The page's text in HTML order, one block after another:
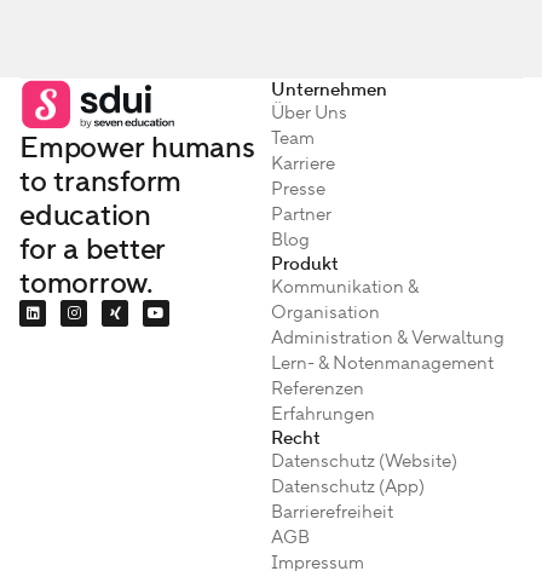
Empower humans
to transform
education
for a better
tomorrow.
Unternehmen
Über Uns
Team
Karriere
Presse
Partner
Blog
Produkt
Kommunikation &
Organisation
Administration & Verwaltung
Lern- & Notenmanagement
Referenzen
Erfahrungen
Recht
Datenschutz (Website)
Datenschutz (App)
Barrierefreiheit
AGB
Impressum